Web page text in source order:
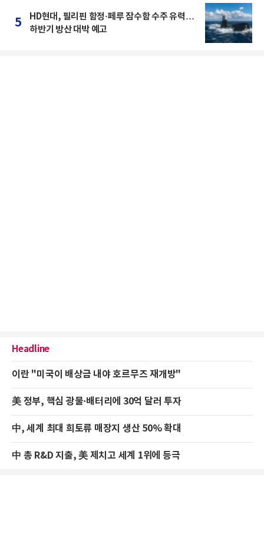
5
HD현대, 필리핀 함정·페루 잠수함 수주 유력…
하반기 방산 대박 예고
Headline
이란 "미국이 배상금 내야 호르무즈 재개방"
美 정부, 핵심 광물·배터리에 30억 달러 투자
中, 세계 최대 희토류 매장지 생산 50% 확대
中 총 R&D 지출, 美 제치고 세계 1위에 등극